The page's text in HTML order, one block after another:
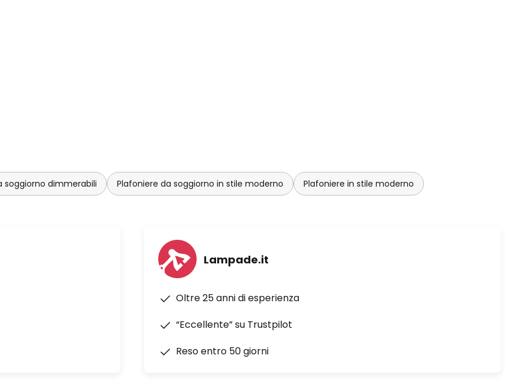
soggiorno dimmerabili Plafoniere da soggiorno in stile moderno Plafoniere in stile moderno
Lampade.it
Oltre 25 anni di esperienza
“Eccellente” su Trustpilot
Reso entro 50 giorni